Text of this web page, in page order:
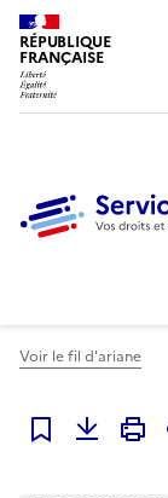
RÉPUBLIQUE
FRANÇAISE
Voir le fil d'ariane
Ajouter à